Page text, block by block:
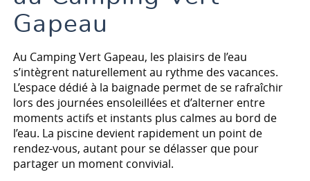
Gapeau
Au Camping Vert Gapeau, les plaisirs de l’eau
s’intègrent naturellement au rythme des vacances.
L’espace dédié à la baignade permet de se rafraîchir
lors des journées ensoleillées et d’alterner entre
moments actifs et instants plus calmes au bord de
l’eau. La piscine devient rapidement un point de
rendez-vous, autant pour se délasser que pour
partager un moment convivial.